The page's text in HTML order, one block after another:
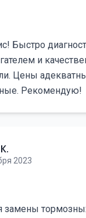
Быстро
и
Цены
Рекомендую!
2023
замены